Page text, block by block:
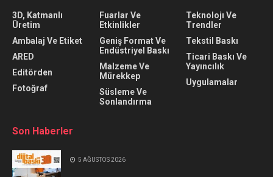
3D, Katmanlı
Üretim
Ambalaj Ve Etiket
ARED
Editörden
Fotoğraf
Fuarlar Ve
Etkinlikler
Geniş Format Ve
Endüstriyel Baskı
Malzeme Ve
Mürekkep
Süsleme Ve
Sonlandırma
Teknolojı Ve
Trendler
Tekstil Baskı
Ticari Baskı Ve
Yayıncılık
Uygulamalar
Son Haberler
5 AĞUSTOS 2026